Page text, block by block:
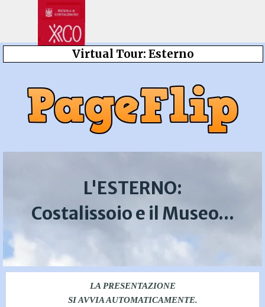
Salta menù
Virtual Tour: Esterno
L'ESTERNO:
Costalissoio e il Museo...
LA PRESENTAZIONE
SI AVVIA AUTOMATICAMENTE.